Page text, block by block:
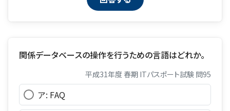
関係データベースの操作を行うための言語はどれか。
平成31年度 春期 ITパスポート試験 問95
ア: FAQ